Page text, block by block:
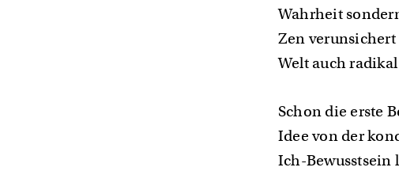
Wahrheit
Zen
Welt auch
Schon die erste
Idee von der
Ich-Bewusstsein